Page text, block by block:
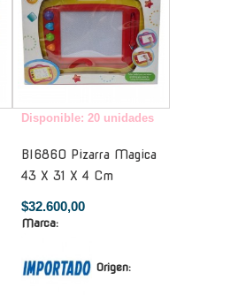
Disponible: 20 unidades
Bl6860 Pizarra Magica
43 X 31 X 4 Cm
$32.600,00
Marca:
Origen: